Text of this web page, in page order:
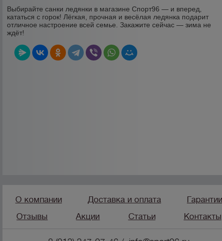
Выбирайте санки ледянки в магазине Спорт96 — и вперед,
кататься с горок! Лёгкая, прочная и весёлая ледянка подарит
отличное настроение всей семье. Закажите сейчас — зима не
ждёт!
О компании Доставка и оплата
Отзывы
Акции Статьи Контакты